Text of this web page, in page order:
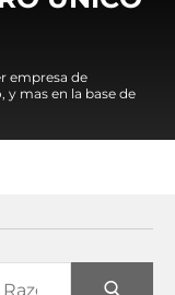
empresa de
mas en la base de